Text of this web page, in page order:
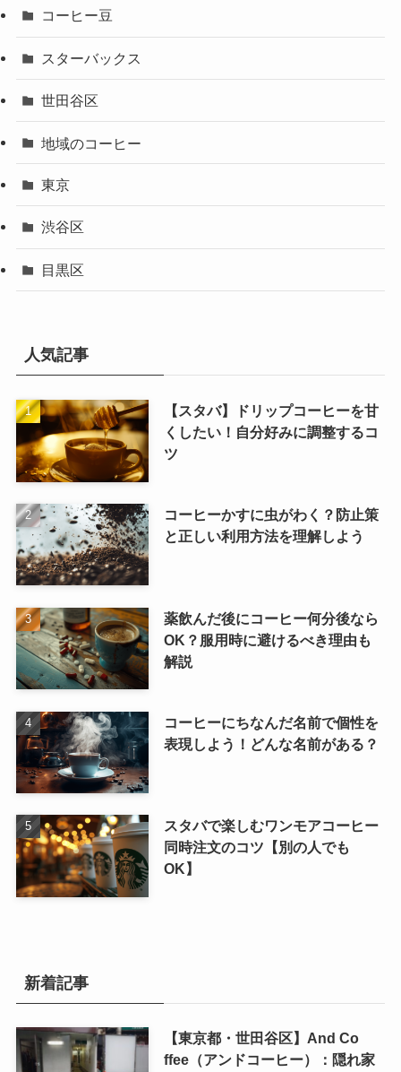
コーヒー豆
スターバックス
世田谷区
地域のコーヒー
東京
渋谷区
目黒区
人気記事
【スタバ】ドリップコーヒーを甘
くしたい！自分好みに調整するコ
ツ
コーヒーかすに虫がわく？防止策
と正しい利用方法を理解しよう
薬飲んだ後にコーヒー何分後なら
OK？服用時に避けるべき理由も
解説
コーヒーにちなんだ名前で個性を
表現しよう！どんな名前がある？
スタバで楽しむワンモアコーヒー
同時注文のコツ【別の人でも
OK】
新着記事
【東京都・世田谷区】And Co
ffee（アンドコーヒー）：隠れ家